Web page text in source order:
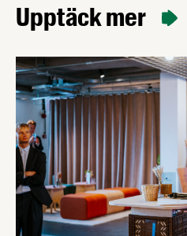
Upptäck mer